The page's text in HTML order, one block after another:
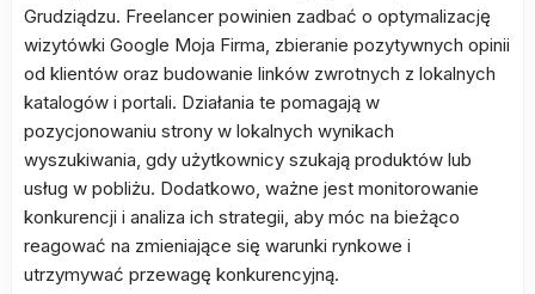
Grudziądzu. Freelancer powinien zadbać o optymalizację
wizytówki Google Moja Firma, zbieranie pozytywnych opinii
od klientów oraz budowanie linków zwrotnych z lokalnych
katalogów i portali. Działania te pomagają w
pozycjonowaniu strony w lokalnych wynikach
wyszukiwania, gdy użytkownicy szukają produktów lub
usług w pobliżu. Dodatkowo, ważne jest monitorowanie
konkurencji i analiza ich strategii, aby móc na bieżąco
reagować na zmieniające się warunki rynkowe i
utrzymywać przewagę konkurencyjną.